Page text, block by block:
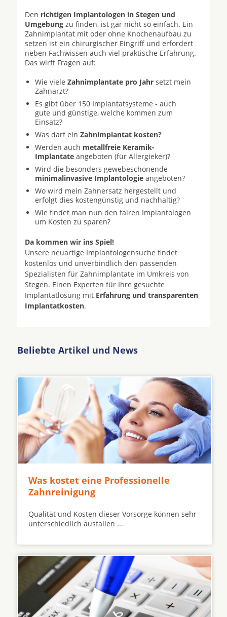
Den richtigen Implantologen in Stegen und
Umgebung zu finden, ist gar nicht so einfach. Ein
Zahnimplantat mit oder ohne Knochenaufbau zu
setzen ist ein chirurgischer Eingriff und erfordert
neben Fachwissen auch viel praktische Erfahrung.
Das wirft Fragen auf:
Wie viele Zahnimplantate pro Jahr setzt mein
Zahnarzt?
Es gibt über 150 Implantatsysteme - auch
gute und günstige, welche kommen zum
Einsatz?
Was darf ein Zahnimplantat kosten?
Werden auch metallfreie Keramik-
Implantate angeboten (für Allergieker)?
Wird die besonders gewebeschonende
minimalinvasive Implantologie angeboten?
Wo wird mein Zahnersatz hergestellt und
erfolgt dies kostengünstig und nachhaltig?
Wie findet man nun den fairen Implantologen
um Kosten zu sparen?
Da kommen wir ins Spiel!
Unsere neuartige Implantologensuche findet
kostenlos und unverbindlich den passenden
Spezialisten für Zahnimplantate im Umkreis von
Stegen. Einen Experten für Ihre gesuchte
Implantatlösung mit Erfahrung und transparenten
Implantatkosten.
Beliebte Artikel und News
Was kostet eine Professionelle
Zahnreinigung
Qualität und Kosten dieser Vorsorge können sehr
unterschiedlich ausfallen ...